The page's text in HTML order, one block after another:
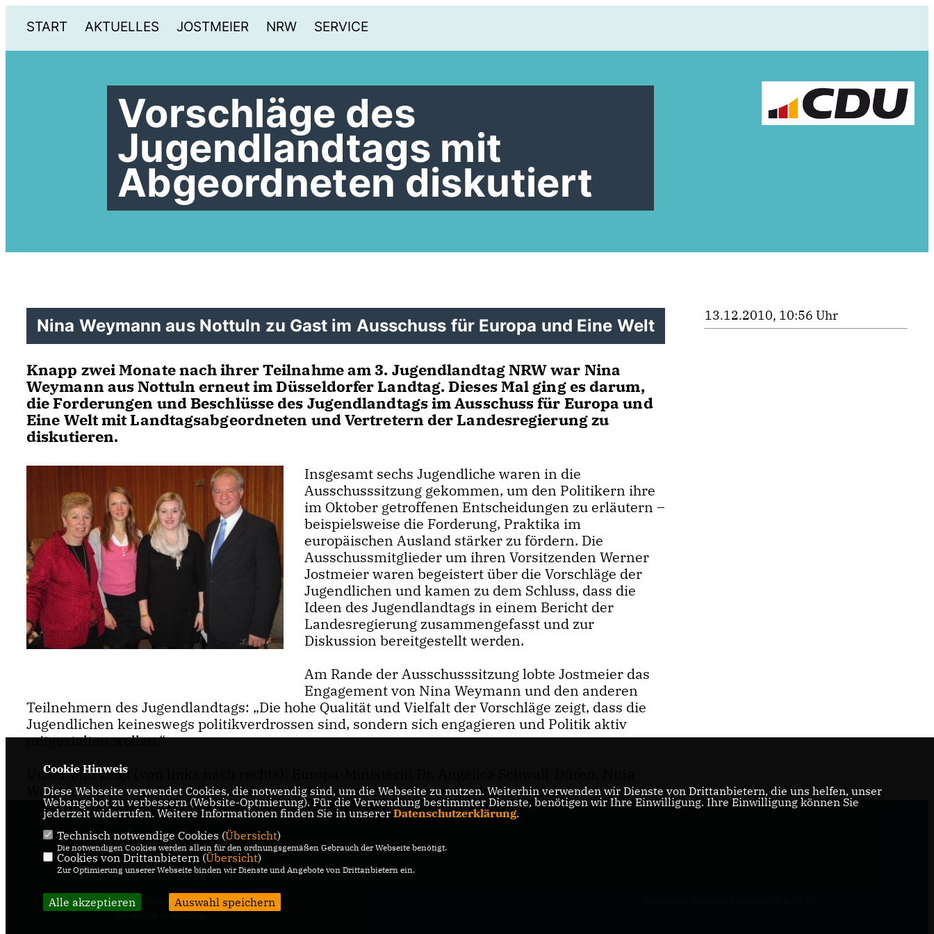
START AKTUELLES JOSTMEIER NRW SERVICE
Vorschläge des
Jugendlandtags mit
Abgeordneten diskutiert
Nina Weymann aus Nottuln zu Gast im Ausschuss für Europa und Eine Welt
Knapp zwei Monate nach ihrer Teilnahme am 3. Jugendlandtag NRW war Nina
Weymann aus Nottuln erneut im Düsseldorfer Landtag. Dieses Mal ging es darum,
die Forderungen und Beschlüsse des Jugendlandtags im Ausschuss für Europa und
Eine Welt mit Landtagsabgeordneten und Vertretern der Landesregierung zu
diskutieren.
Insgesamt sechs Jugendliche waren in die
Ausschusssitzung gekommen, um den Politikern ihre
im Oktober getroffenen Entscheidungen zu erläutern –
beispielsweise die Forderung, Praktika im
europäischen Ausland stärker zu fördern. Die
Ausschussmitglieder um ihren Vorsitzenden Werner
Jostmeier waren begeistert über die Vorschläge der
Jugendlichen und kamen zu dem Schluss, dass die
Ideen des Jugendlandtags in einem Bericht der
Landesregierung zusammengefasst und zur
Diskussion bereitgestellt werden.
Am Rande der Ausschusssitzung lobte Jostmeier das
Engagement von Nina Weymann und den anderen
Teilnehmern des Jugendlandtags: „Die hohe Qualität und Vielfalt der Vorschläge zeigt, dass die
Jugendlichen keineswegs politikverdrossen sind, sondern sich engagieren und Politik aktiv
mitgestalten wollen.“
Unser Bild zeigt (von links nach rechts): Europa-Ministerin Dr. Angelica Schwall-Düren, Nina
Weymann, Linda Rolfsmeyer und Ausschussvorsitzender Werner Jostmeier MdL
13.12.2010, 10:56 Uhr
IMPRESSUM
DATENSCHUTZ
KONTAKT
@2026 Werner Jostmeier
Cookie Hinweis
Diese Webseite verwendet Cookies, die notwendig sind, um die Webseite zu nutzen. Weiterhin verwenden wir Dienste von Drittanbietern, die uns helfen, unser
Webangebot zu verbessern (Website-Optmierung). Für die Verwendung bestimmter Dienste, benötigen wir Ihre Einwilligung. Ihre Einwilligung können Sie
jederzeit widerrufen. Weitere Informationen finden Sie in unserer Datenschutzerklärung.
Technisch notwendige Cookies (Übersicht)
Die notwendigen Cookies werden allein für den ordnungsgemäßen Gebrauch der Webseite benötigt.
Cookies von Drittanbietern (Übersicht)
Zur Optimierung unserer Webseite binden wir Dienste und Angebote von Drittanbietern ein.
Alle akzeptieren Auswahl speichern